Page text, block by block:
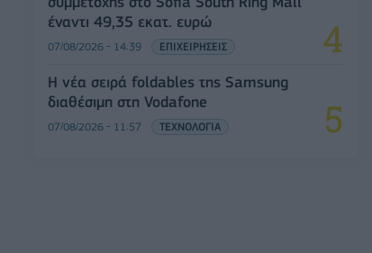
έναντι 49,35 εκατ. ευρώ
07/08/2026 - 14:39 ΕΠΙΧΕΙΡΗΣΕΙΣ
Η νέα σειρά foldables της Samsung
διαθέσιμη στη Vodafone
07/08/2026 - 11:57 ΤΕΧΝΟΛΟΓΙΑ